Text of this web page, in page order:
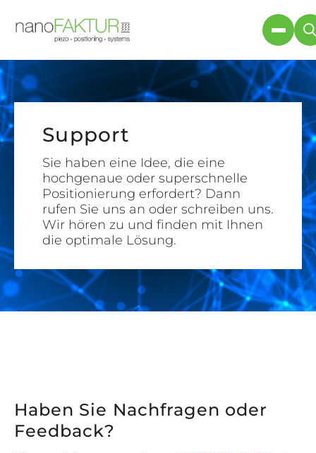
Support
Sie haben eine Idee, die eine
hochgenaue oder superschnelle
Positionierung erfordert? Dann
rufen Sie uns an oder schreiben uns.
Wir hören zu und finden mit Ihnen
die optimale Lösung.
Haben Sie Nachfragen oder
Feedback?